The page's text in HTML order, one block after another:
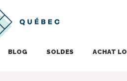
BLOG SOLDES ACHAT